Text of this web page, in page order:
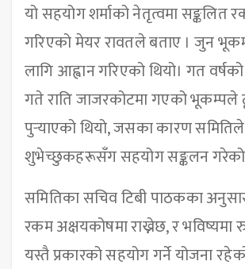
यो सहयोग शर्माको नेतृत्वमा सङ्कलित
गरिएको मेयर रावतले बताए । जुन
लागि आह्वान गरिएको थियो। गत
गते राति जाजरकोटमा गएको भूकम्पले
पुर्‍याएको थियो, जसका कारण समितिले
शुभेच्छुकहरूसँग सहयोग सङ्कलन गरेको
समितिका सचिव टिबी पाठकका
रकम अक्षयकोषमा राख्नेछ, र भविष्यमा
यस्तै प्रकारको सहयोग गर्ने योजना